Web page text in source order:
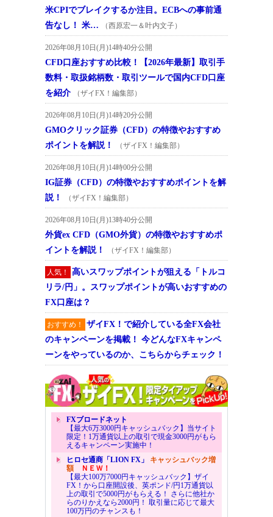
米CPIでブレイクするか注目。ECBへの事前通
告なし！ 米…
（西原宏一＆叶内文子）
2026年08月10日(月)14時40分公開
CFD口座おすすめ比較！【2026年最新】取引手
数料・取扱銘柄数・取引ツールで国内CFD口座
を紹介
（ザイFX！編集部）
2026年08月10日(月)14時20分公開
GMOクリック証券（CFD）の特徴やおすすめ
ポイントを解説！
（ザイFX！編集部）
2026年08月10日(月)14時00分公開
IG証券（CFD）の特徴やおすすめポイントを解
説！
（ザイFX！編集部）
2026年08月10日(月)13時40分公開
外貨ex CFD（GMO外貨）の特徴やおすすめポ
イントを解説！
（ザイFX！編集部）
人気！
高いスワップポイントが狙える「トルコ
リラ/円」。スワップポイントが高いおすすめの
FX口座は？
おすすめ！
ザイFX！で紹介している全FX会社
のキャンペーンを掲載！ 今どんなFXキャンペ
ーンをやっているのか、こちらからチェック！
FXブロードネット
【最大6万3000円キャッシュバック】当サイト
限定！1万通貨以上の取引で現金3000円がもら
えるキャンペーン実施中！
ヒロセ通商「LION FX」 キャッシュバック増
額ＮＥＷ！
【最大100万7000円キャッシュバック】ザイ
FX！から口座開設後、英ポンド/円1万通貨以
上の取引で5000円がもらえる！ さらに他社か
らのりかえなら2000円！ 取引量に応じて最大
100万円のチャンスも！